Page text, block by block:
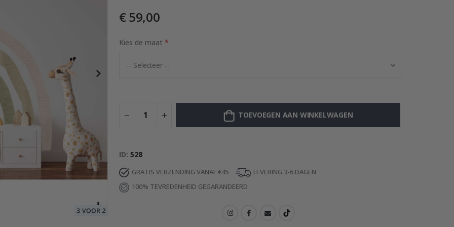
€ 59,00
Kies de maat
TOEVOEGEN AAN WINKELWAGEN
ID 528
GRATIS VERZENDING VANAF €45
LEVERING 3-6 DAGEN
100% TEVREDENHEID GEGARANDEERD